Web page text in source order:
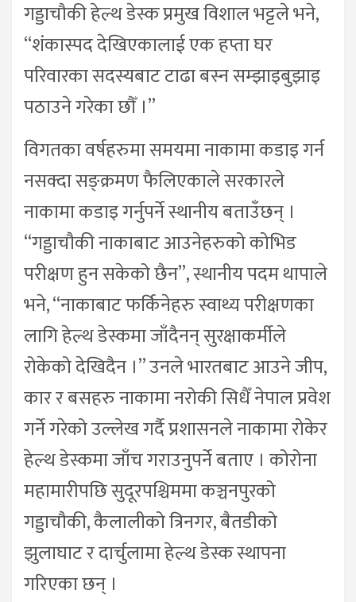
गड्डाचौकी हेल्थ डेस्क प्रमुख विशाल भट्टले भने,
“शंकास्पद देखिएकालाई एक हप्ता घर
परिवारका सदस्यबाट टाढा बस्न सम्झाइबुझाइ
पठाउने गरेका छौँ ।”
विगतका वर्षहरुमा समयमा नाकामा कडाइ गर्न
नसक्दा सङ्क्रमण फैलिएकाले सरकारले
नाकामा कडाइ गर्नुपर्ने स्थानीय बताउँछन् ।
“गड्डाचौकी नाकाबाट आउनेहरुको कोभिड
परीक्षण हुन सकेको छैन”, स्थानीय पदम थापाले
भने, “नाकाबाट फर्किनेहरु स्वाथ्य परीक्षणका
लागि हेल्थ डेस्कमा जाँदैनन् सुरक्षाकर्मीले
रोकेको देखिदैन ।” उनले भारतबाट आउने जीप,
कार र बसहरु नाकामा नरोकी सिधैँ नेपाल प्रवेश
गर्ने गरेको उल्लेख गर्दै प्रशासनले नाकामा रोकेर
हेल्थ डेस्कमा जाँच गराउनुपर्ने बताए । कोरोना
महामारीपछि सुदूरपश्चिममा कञ्चनपुरको
गड्डाचौकी, कैलालीको त्रिनगर, बैतडीको
झुलाघाट र दार्चुलामा हेल्थ डेस्क स्थापना
गरिएका छन् ।